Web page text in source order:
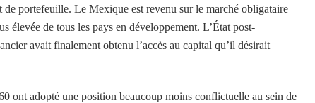
de portefeuille. Le Mexique est revenu sur le marché obligataire
élevée de tous les pays en développement. L’État post-
avait finalement obtenu l’accès au capital qu’il désirait
ont adopté une position beaucoup moins conflictuelle au sein de